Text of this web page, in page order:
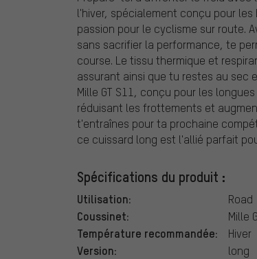
l'hiver, spécialement conçu pour
passion pour le cyclisme sur route.
sans sacrifier la performance, te
course. Le tissu thermique et
assurant ainsi que tu restes au sec
Mille GT S11, conçu pour les
réduisant les frottements et
t'entraînes pour ta prochaine
ce cuissard long est l'allié parfait
Spécifications du produit :
Utilisation: Road
Coussinet: Mille
Température recommandée: Hiver
Version: long